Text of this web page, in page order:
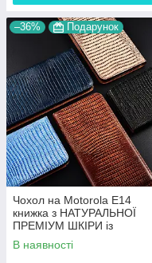
–36% Подарунок
Чохол на Motorola E14
книжка з НАТУРАЛЬНОЇ
ПРЕМІУМ ШКІРИ із
підставкою протиударний
магнітний "VARAN"
В наявності